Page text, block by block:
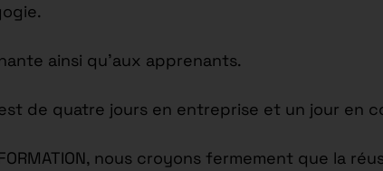
ainsi qu’aux apprenants.
de quatre jours en entreprise et un jour en
FORMATION, nous croyons fermement que la